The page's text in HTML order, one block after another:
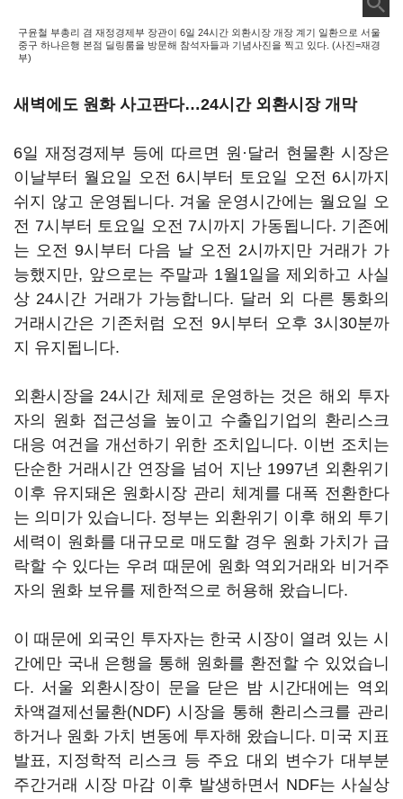
구윤철 부총리 겸 재정경제부 장관이 6일 24시간 외환시장 개장 계기 일환으로 서울
중구 하나은행 본점 딜링룸을 방문해 참석자들과 기념사진을 찍고 있다. (사진=재경
부)
새벽에도 원화 사고판다…24시간 외환시장 개막
6일 재정경제부 등에 따르면 원·달러 현물환 시장은
이날부터 월요일 오전 6시부터 토요일 오전 6시까지
쉬지 않고 운영됩니다. 겨울 운영시간에는 월요일 오
전 7시부터 토요일 오전 7시까지 가동됩니다. 기존에
는 오전 9시부터 다음 날 오전 2시까지만 거래가 가
능했지만, 앞으로는 주말과 1월1일을 제외하고 사실
상 24시간 거래가 가능합니다. 달러 외 다른 통화의
거래시간은 기존처럼 오전 9시부터 오후 3시30분까
지 유지됩니다.
외환시장을 24시간 체제로 운영하는 것은 해외 투자
자의 원화 접근성을 높이고 수출입기업의 환리스크
대응 여건을 개선하기 위한 조치입니다. 이번 조치는
단순한 거래시간 연장을 넘어 지난 1997년 외환위기
이후 유지돼온 원화시장 관리 체계를 대폭 전환한다
는 의미가 있습니다. 정부는 외환위기 이후 해외 투기
세력이 원화를 대규모로 매도할 경우 원화 가치가 급
락할 수 있다는 우려 때문에 원화 역외거래와 비거주
자의 원화 보유를 제한적으로 허용해 왔습니다.
이 때문에 외국인 투자자는 한국 시장이 열려 있는 시
간에만 국내 은행을 통해 원화를 환전할 수 있었습니
다. 서울 외환시장이 문을 닫은 밤 시간대에는 역외
차액결제선물환(NDF) 시장을 통해 환리스크를 관리
하거나 원화 가치 변동에 투자해 왔습니다. 미국 지표
발표, 지정학적 리스크 등 주요 대외 변수가 대부분
주간거래 시장 마감 이후 발생하면서 NDF는 사실상